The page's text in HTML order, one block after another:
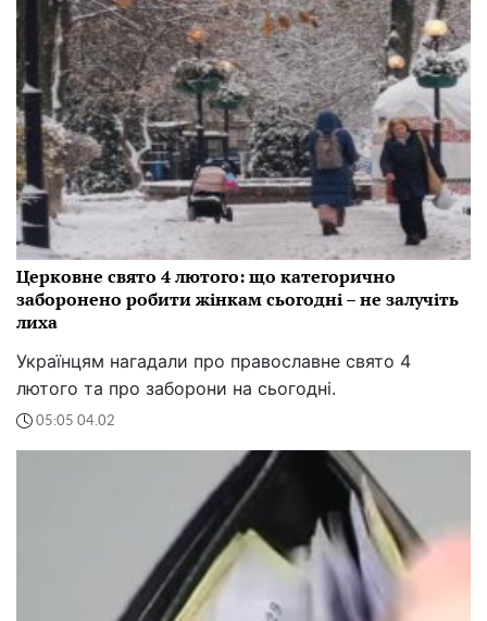
Церковне свято 4 лютого: що категорично
заборонено робити жінкам сьогодні – не залучіть
лиха
Українцям нагадали про православне свято 4
лютого та про заборони на сьогодні.
05:05 04.02